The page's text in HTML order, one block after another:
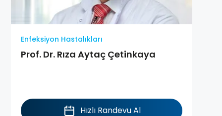
Enfeksiyon Hastalıkları
Prof. Dr. Rıza Aytaç Çetinkaya
Hızlı Randevu Al